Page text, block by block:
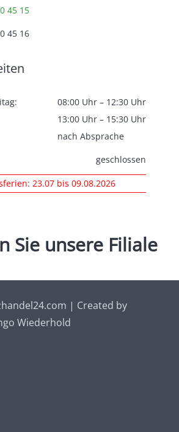
45 15
45 16
08:00 Uhr – 12:30 Uhr
13:00 Uhr – 15:30 Uhr
nach Absprache
geschlossen
23.07 bis 09.08.2026
Sie unsere Filiale
| Created by
Wiederhold